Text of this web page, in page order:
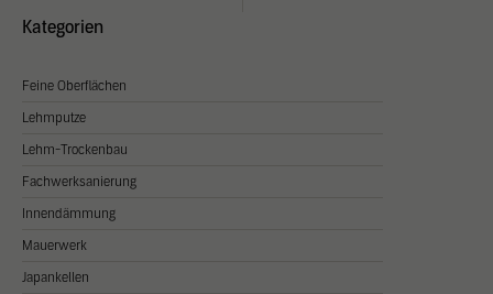
Kategorien
Feine Oberflächen
Lehmputze
Lehm-Trockenbau
Fachwerksanierung
Innendämmung
Mauerwerk
Japankellen